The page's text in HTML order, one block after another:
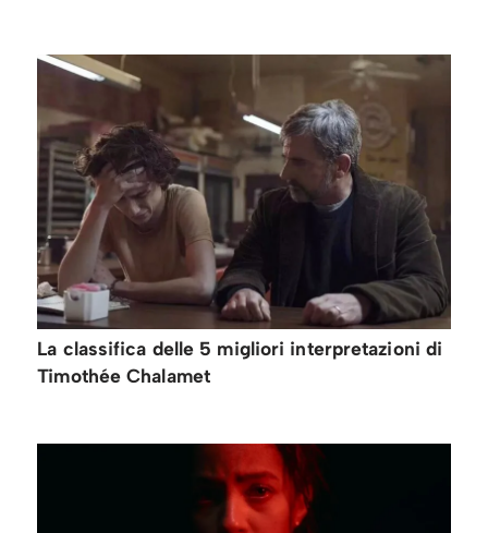
La classifica delle 5 migliori interpretazioni di
Timothée Chalamet